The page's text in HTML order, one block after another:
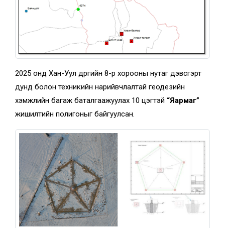
2025 онд Хан-Уул дүүргийн 8-р хорооны нутаг дэвсгэрт
дунд болон техникийн нарийвчлалтай геодезийн
хэмжлийн багаж баталгаажуулах 10 цэгтэй “Яармаг”
жишилтийн полигоныг байгуулсан.